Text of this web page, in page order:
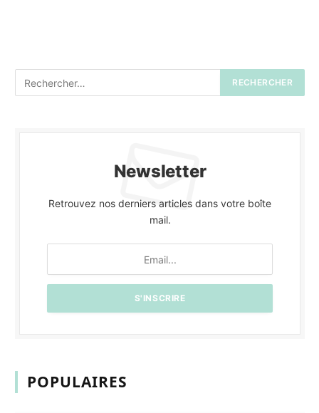
Newsletter
Retrouvez nos derniers articles dans votre boîte
mail.
POPULAIRES